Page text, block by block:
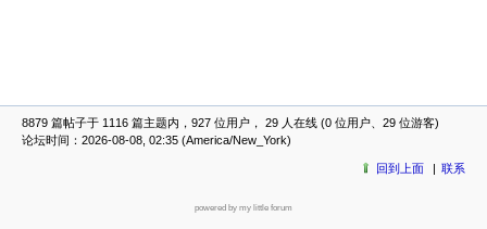
8879 篇帖子于 1116 篇主题内，927 位用户， 29 人在线 (0 位用户、29 位游客)
论坛时间：2026-08-08, 02:35 (America/New_York)
回到上面 联系
powered by my little forum